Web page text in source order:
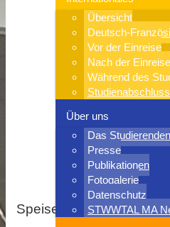
Übersicht
Deutsch-
Vor der Einreise
Nach der Einreise
Während des
Über uns
Das
Presse
Publikationen
Fotogalerie
Datenschutz
STWWTAL MA
Speisekarte Kneipe